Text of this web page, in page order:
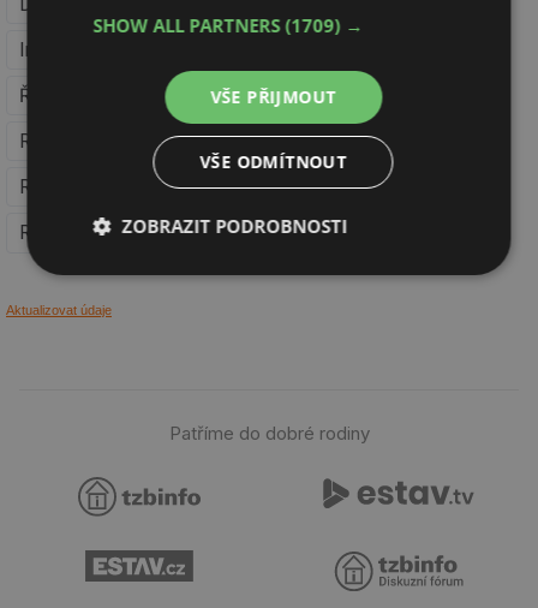
Inženýrská činnost ve stavebnictví
Řízení investičních projektů
Realizace staveb - dřevostavby
Realizace staveb - nízkoenergetické a pasivní domy
Realizace staveb - bytové domy
Aktualizovat údaje
Patříme do dobré rodiny
SHOW ALL PARTNERS(1709) →
VŠE PŘIJMOUT
VŠE ODMÍTNOUT
ZOBRAZIT PODROBNOSTI
Nezbytně
Výkonové
Soubory
soubory